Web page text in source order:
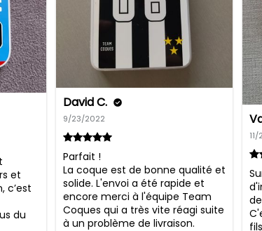
David C.
9/23/2022
Parfait !
La coque est de bonne qualité et
solide. L'envoi a été rapide et
encore merci à l'équipe Team
Coques qui a très vite réagi suite
à un problème de livraison.
et
c’est
du